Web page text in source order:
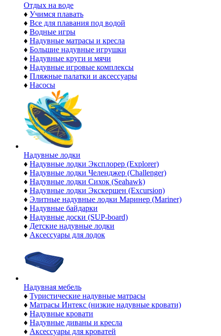
Отдых на воде
♦ Учимся плавать
♦ Все для плавания под водой
♦ Водные игры
♦ Надувные матрасы и кресла
♦ Большие надувные игрушки
♦ Надувные круги и мячи
♦ Надувные игровые комплексы
♦ Пляжные палатки и аксессуары
♦ Насосы
Надувные лодки
♦ Надувные лодки Эксплорер (Explorer)
♦ Надувные лодки Челенджер (Challenger)
♦ Надувные лодки Сихок (Seahawk)
♦ Надувные лодки Экскершен (Excursion)
♦ Элитные надувные лодки Маринер (Mariner)
♦ Надувные байдарки
♦ Надувные доски (SUP-board)
♦ Детские надувные лодки
♦ Аксессуары для лодок
Надувная мебель
♦ Туристические надувные матрасы
♦ Матрасы Интекс (низкие надувные кровати)
♦ Надувные кровати
♦ Надувные диваны и кресла
♦ Аксессуары для кроватей